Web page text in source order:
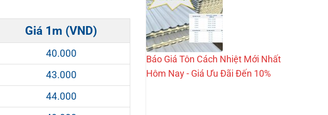
Giá 1m (VND)
40.000
43.000
44.000
Báo Giá Tôn Cách Nhiệt Mới Nhất
Hôm Nay - Giá Ưu Đãi Đến 10%